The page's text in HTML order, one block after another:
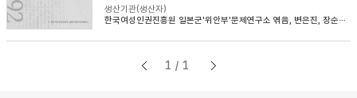
생산기관(생산자)
한국여성인권진흥원 일본군'위안부'문제연구소 엮음, 변은진, 장순순, 이태규 옮김
1/1